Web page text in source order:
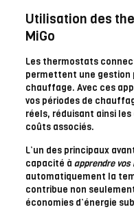
Utilisation des
MiGo
Les thermostats
permettent une gestion
chauffage. Avec ces
vos périodes de
réels, réduisant ainsi
coûts associés.
L’un des principaux
capacité à apprendre vos
automatiquement la
contribue non
économies d’énergie